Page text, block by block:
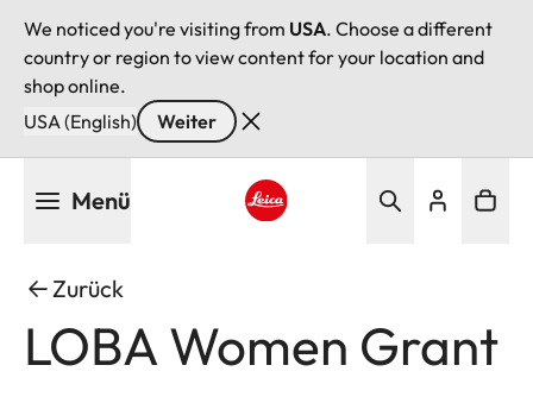
We noticed you're visiting from USA. Choose a different
country or region to view content for your location and
shop online.
USA (English)
Weiter
Menü
Zurück
LOBA Women Grant